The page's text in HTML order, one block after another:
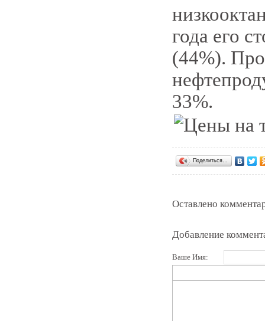
года его
(44%).
33%.
Поделиться…
Оставлено
Добавление
Ваше Имя: